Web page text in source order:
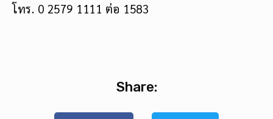
โทร. 0 2579 1111 ต่อ 1583
Share: